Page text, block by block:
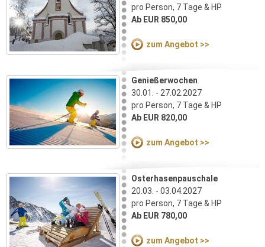
pro Person, 7 Tage & HP
Ab EUR 850,00
zum Angebot >>
Genießerwochen
30.01. - 27.02.2027
pro Person, 7 Tage & HP
Ab EUR 820,00
zum Angebot >>
Osterhasenpauschale
20.03. - 03.04.2027
pro Person, 7 Tage & HP
Ab EUR 780,00
zum Angebot >>